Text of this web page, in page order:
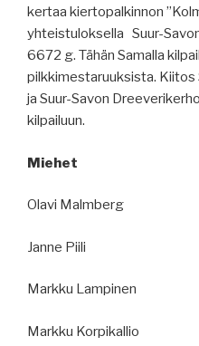
kertaa kiertopalkinnon
yhteistuloksella Suur-
6672 g. Tähän Samalla
pilkkimestaruuksista. Kiitos
ja Suur-Savon
kilpailuun.
Miehet
Olavi
Janne Piili
Markku
Markku